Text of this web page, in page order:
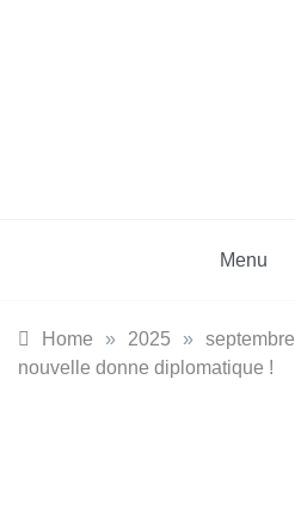
Menu
Home » 2025 » septembre
nouvelle donne diplomatique !